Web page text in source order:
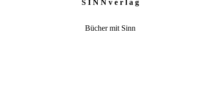
S I N N v e r l a g
Bücher mit Sinn